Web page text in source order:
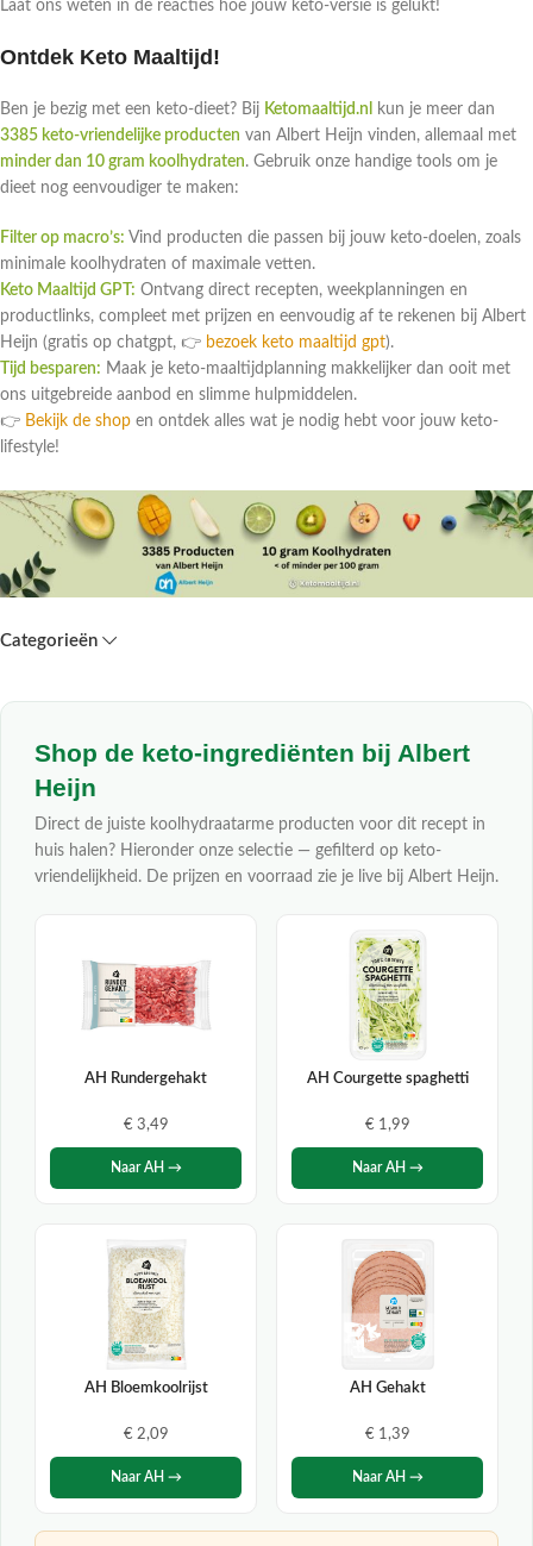
Laat ons weten in de reacties hoe jouw keto-versie is gelukt!
Ontdek Keto Maaltijd!
Ben je bezig met een keto-dieet? Bij Ketomaaltijd.nl
kun je meer dan
3385 keto-vriendelijke producten van Albert Heijn vinden, allemaal met
minder dan 10 gram koolhydraten. Gebruik onze handige tools om je
dieet nog eenvoudiger te maken:
Filter op macro’s: Vind producten die passen bij jouw keto-doelen, zoals
minimale koolhydraten of maximale vetten.
Keto Maaltijd GPT: Ontvang direct recepten, weekplanningen en
productlinks, compleet met prijzen en eenvoudig af te rekenen bij Albert
Heijn (gratis op chatgpt, 👉 bezoek keto maaltijd gpt).
Tijd besparen: Maak je keto-maaltijdplanning makkelijker dan ooit met
ons uitgebreide aanbod en slimme hulpmiddelen.
👉 Bekijk de shop en ontdek alles wat je nodig hebt voor jouw keto-
lifestyle!
Categorieën
Shop de keto-ingrediënten bij Albert
Heijn
Direct de juiste koolhydraatarme producten voor dit recept in
huis halen? Hieronder onze selectie — gefilterd op keto-
vriendelijkheid. De prijzen en voorraad zie je live bij Albert Heijn.
AH Rundergehakt
€ 3,49
Naar AH →
AH Courgette spaghetti
€ 1,99
Naar AH →
AH Bloemkoolrijst
€ 2,09
Naar AH →
AH Gehakt
€ 1,39
Naar AH →